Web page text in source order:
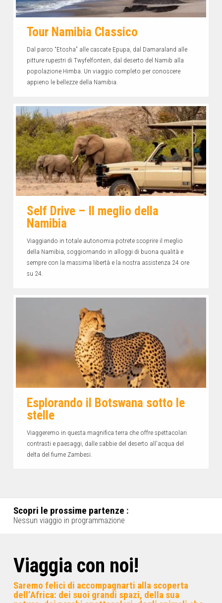
Tour Namibia Classico
Dal parco “Etosha” alle cascate Epupa, dal Damaraland alle
pitture rupestri di Twyfelfontein, dal deserto del Namib alla
popolazione Himba. Un viaggio completo per conoscere
appieno le bellezze della Namibia.
Self Drive – Il meglio della
Namibia
Viaggiando in totale autonomia potrete scoprire il meglio
della Namibia, soggiornando in alloggi di buona qualità e
sempre con la massima libertà e la nostra assistenza 24 ore
su 24.
Esplorando il Botswana sotto le
stelle
Viaggeremo in questa magnifica terra che offre spettacolari
contrasti e paesaggi, dalle sabbie del deserto all'acqua del
delta del fiume Zambesi.
Scopri le prossime partenze :
Nessun viaggio in programmazione
Viaggia con noi!
Saremo felici di accompagnarti alla scoperta
dell’Africa: dei suoi grandi spazi, della sua